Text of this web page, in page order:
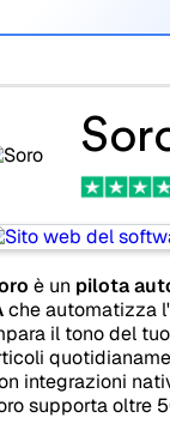
è un pilota
che automatizza
il tono del
integrazioni
supporta oltre